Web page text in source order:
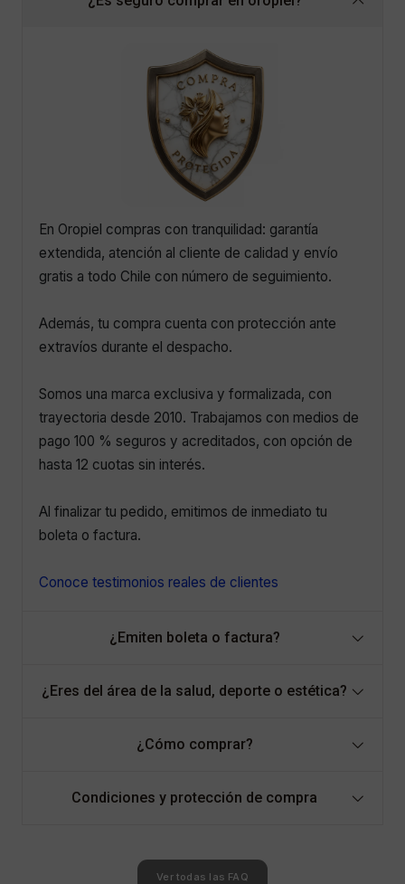
En Oropiel compras con tranquilidad: garantía
extendida, atención al cliente de calidad y envío
gratis a todo Chile con número de seguimiento.
Además, tu compra cuenta con protección ante
extravíos durante el despacho.
Somos una marca exclusiva y formalizada, con
trayectoria desde 2010. Trabajamos con medios de
pago 100 % seguros y acreditados, con opción de
hasta 12 cuotas sin interés.
Al finalizar tu pedido, emitimos de inmediato tu
boleta o factura.
Conoce testimonios reales de clientes
¿Emiten boleta o factura?
¿Eres del área de la salud, deporte o estética?
¿Cómo comprar?
Condiciones y protección de compra
Ver todas las FAQ